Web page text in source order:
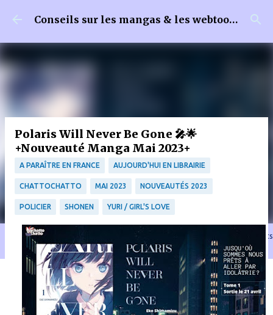
Accéder au contenu principal Conseils sur les mangas & les webtoons
🐈‍⬛ En tant que Partenaire Amazon, je réalise un bénéfice sur les achats
remplissant les conditions requises quand vous achetez sur Amazon.fr
Polaris Will Never Be Gone 🎤🌟
+Nouveauté Manga Mai 2023+
A PARAÎTRE EN FRANCE AUJOURD'HUI EN LIBRAIRIE
CHATTOCHATTO MAI 2023 NOUVEAUTÉS 2023
POLICIER SHONEN YURI / GIRL'S LOVE